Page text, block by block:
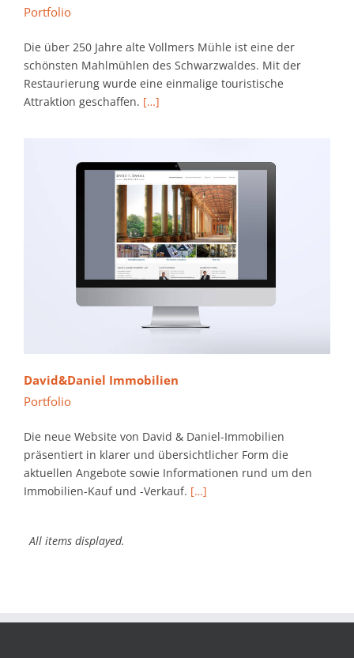
Portfolio
Die über 250 Jahre alte Vollmers Mühle ist eine der
schönsten Mahlmühlen des Schwarzwaldes. Mit der
Restaurierung wurde eine einmalige touristische
Attraktion geschaffen. […]
David&Daniel Immobilien
Portfolio
Die neue Website von David & Daniel-Immobilien
präsentiert in klarer und übersichtlicher Form die
aktuellen Angebote sowie Informationen rund um den
Immobilien-Kauf und -Verkauf. […]